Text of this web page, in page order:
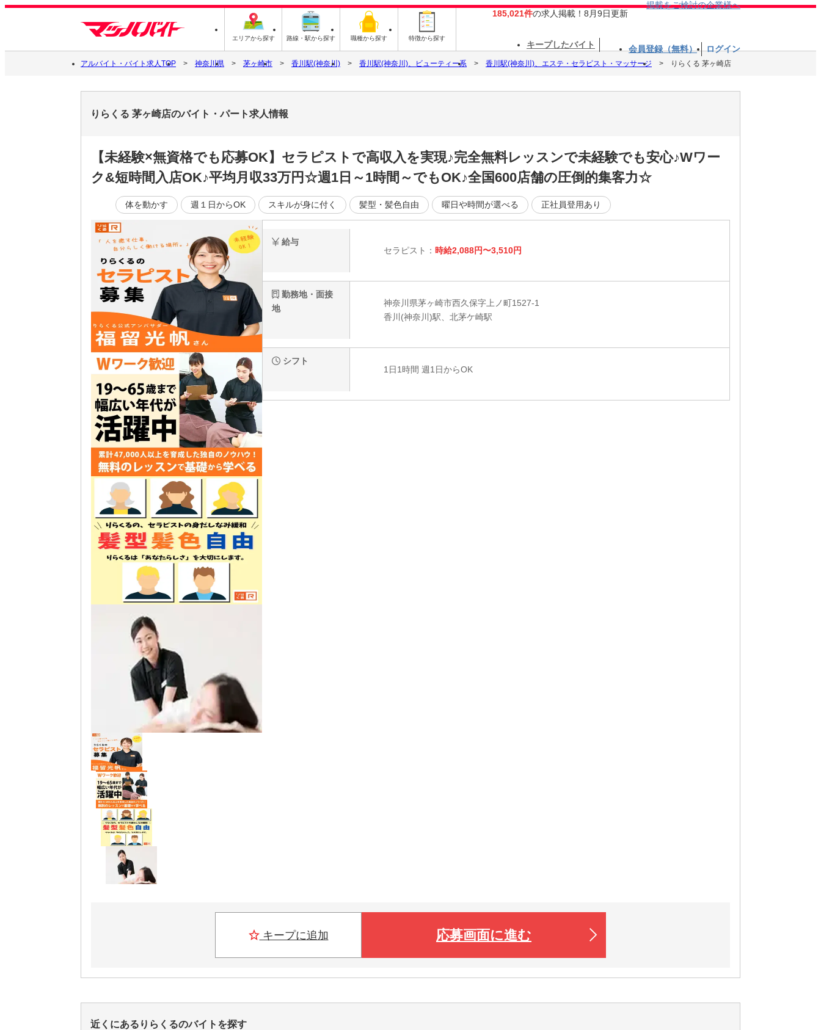
エリアから探す 路線・駅から探す 職種から探す 特徴から探す
185,021件の求人掲載！8月9日更新
掲載をご検討の企業様へ
キープしたバイト 会員登録（無料） ログイン
アルバイト・バイト求人TOP 神奈川県 茅ヶ崎市 香川駅(神奈川) 香川駅(神奈川)、ビューティー系 香川駅(神奈川)、エステ・セラピスト・マッサージ りらくる 茅ヶ崎店
りらくる 茅ヶ崎店のバイト・パート求人情報
【未経験×無資格でも応募OK】セラピストで高収入を実現♪完全無料レッスンで未経験でも安心♪Wワー
ク&短時間入店OK♪平均月収33万円☆週1日～1時間～でもOK♪全国600店舗の圧倒的集客力☆
体を動かす 週１日からOK スキルが身に付く 髪型・髪色自由 曜日や時間が選べる 正社員登用あり
給与
セラピスト： 時給2,088円〜3,510円
勤務地・面接
地
神奈川県茅ヶ崎市西久保字上ノ町1527-1
香川(神奈川)駅、北茅ケ崎駅
シフト
1日1時間 週1日からOK
キープに追加 応募画面に進む
近くにあるりらくるのバイトを探す